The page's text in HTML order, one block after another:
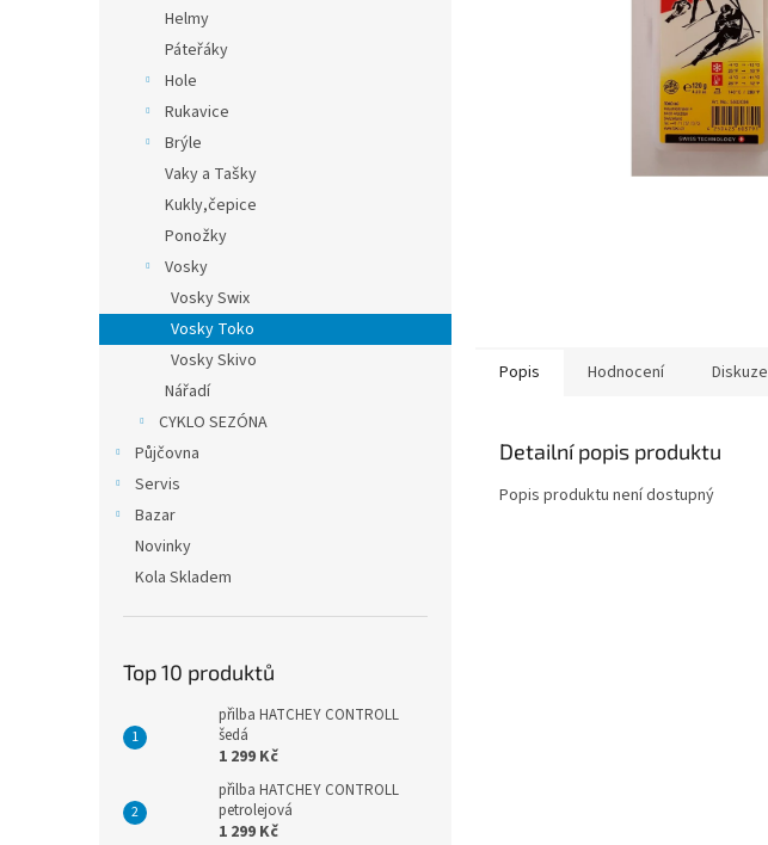
Helmy
Páteřáky
Hole
Rukavice
Brýle
Vaky a Tašky
Kukly,čepice
Ponožky
Vosky
Vosky Swix
Vosky Toko
Vosky Skivo
Nářadí
CYKLO SEZÓNA
Půjčovna
Servis
Bazar
Novinky
Kola Skladem
Top 10 produktů
přilba HATCHEY CONTROLL
šedá
1 299 Kč
přilba HATCHEY CONTROLL
petrolejová
1 299 Kč
Popis Hodnocení Diskuze
Detailní popis produktu
Popis produktu není dostupný